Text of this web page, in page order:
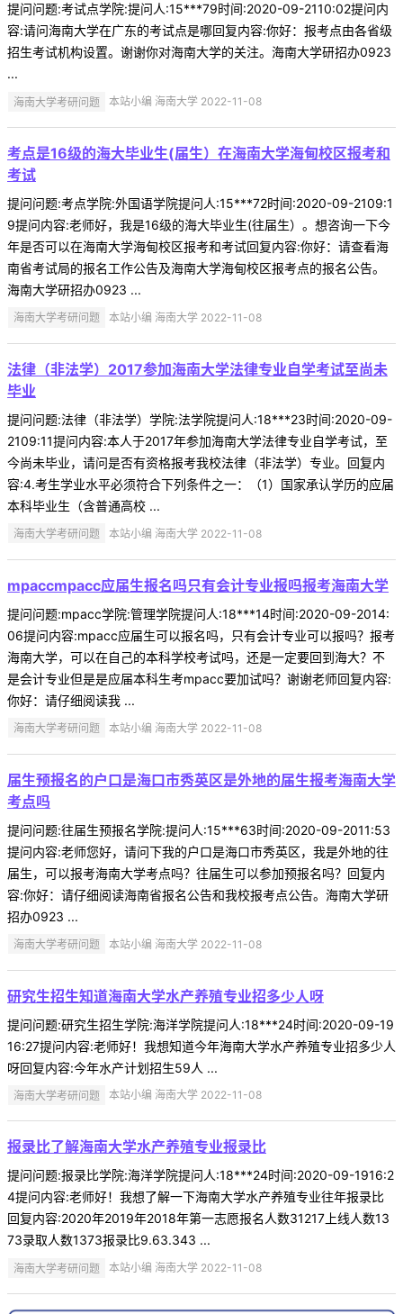
提问问题:考试点学院:提问人:15***79时间:2020-09-2110:02提问内
容:请问海南大学在广东的考试点是哪回复内容:你好：报考点由各省级
招生考试机构设置。谢谢你对海南大学的关注。海南大学研招办0923
...
海南大学考研问题 本站小编 海南大学 2022-11-08
考点是16级的海大毕业生(届生）在海南大学海甸校区报考和
考试
提问问题:考点学院:外国语学院提问人:15***72时间:2020-09-2109:1
9提问内容:老师好，我是16级的海大毕业生(往届生）。想咨询一下今
年是否可以在海南大学海甸校区报考和考试回复内容:你好：请查看海
南省考试局的报名工作公告及海南大学海甸校区报考点的报名公告。
海南大学研招办0923 ...
海南大学考研问题 本站小编 海南大学 2022-11-08
法律（非法学）2017参加海南大学法律专业自学考试至尚未
毕业
提问问题:法律（非法学）学院:法学院提问人:18***23时间:2020-09-
2109:11提问内容:本人于2017年参加海南大学法律专业自学考试，至
今尚未毕业，请问是否有资格报考我校法律（非法学）专业。回复内
容:4.考生学业水平必须符合下列条件之一：（1）国家承认学历的应届
本科毕业生（含普通高校 ...
海南大学考研问题 本站小编 海南大学 2022-11-08
mpaccmpacc应届生报名吗只有会计专业报吗报考海南大学
提问问题:mpacc学院:管理学院提问人:18***14时间:2020-09-2014:
06提问内容:mpacc应届生可以报名吗，只有会计专业可以报吗？报考
海南大学，可以在自己的本科学校考试吗，还是一定要回到海大？不
是会计专业但是是应届本科生考mpacc要加试吗？谢谢老师回复内容:
你好：请仔细阅读我 ...
海南大学考研问题 本站小编 海南大学 2022-11-08
届生预报名的户口是海口市秀英区是外地的届生报考海南大学
考点吗
提问问题:往届生预报名学院:提问人:15***63时间:2020-09-2011:53
提问内容:老师您好，请问下我的户口是海口市秀英区，我是外地的往
届生，可以报考海南大学考点吗？往届生可以参加预报名吗？回复内
容:你好：请仔细阅读海南省报名公告和我校报考点公告。海南大学研
招办0923 ...
海南大学考研问题 本站小编 海南大学 2022-11-08
研究生招生知道海南大学水产养殖专业招多少人呀
提问问题:研究生招生学院:海洋学院提问人:18***24时间:2020-09-19
16:27提问内容:老师好！我想知道今年海南大学水产养殖专业招多少人
呀回复内容:今年水产计划招生59人 ...
海南大学考研问题 本站小编 海南大学 2022-11-08
报录比了解海南大学水产养殖专业报录比
提问问题:报录比学院:海洋学院提问人:18***24时间:2020-09-1916:2
4提问内容:老师好！我想了解一下海南大学水产养殖专业往年报录比
回复内容:2020年2019年2018年第一志愿报名人数31217上线人数13
73录取人数1373报录比9.63.343 ...
海南大学考研问题 本站小编 海南大学 2022-11-08